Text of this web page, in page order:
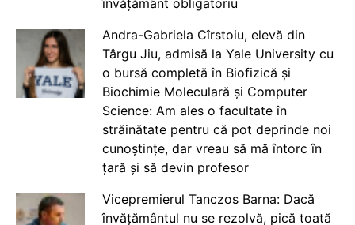
învățământ obligatoriu
Andra-Gabriela Cîrstoiu, elevă din
Târgu Jiu, admisă la Yale University cu
o bursă completă în Biofizică și
Biochimie Moleculară și Computer
Science: Am ales o facultate în
străinătate pentru că pot deprinde noi
cunoștințe, dar vreau să mă întorc în
țară și să devin profesor
Vicepremierul Tanczos Barna: Dacă
învățământul nu se rezolvă, pică toată